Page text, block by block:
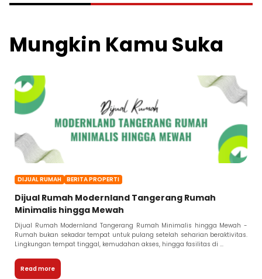
Mungkin Kamu Suka
DIJUAL RUMAH BERITA PROPERTI
Dijual Rumah Modernland Tangerang Rumah
Minimalis hingga Mewah
Dijual Rumah Modernland Tangerang Rumah Minimalis hingga Mewah -
Rumah bukan sekadar tempat untuk pulang setelah seharian beraktivitas.
Lingkungan tempat tinggal, kemudahan akses, hingga fasilitas di ...
Read more